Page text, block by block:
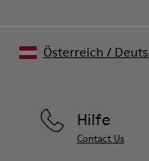
Hilfe
Contact Us
Österreich /